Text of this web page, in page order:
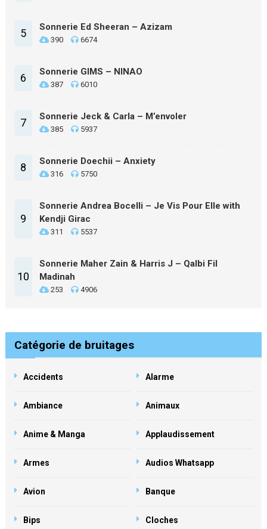
5 Sonnerie Ed Sheeran – Azizam
390 6674
6 Sonnerie GIMS – NINAO
387 6010
7 Sonnerie Jeck & Carla – M’envoler
385 5937
8 Sonnerie Doechii – Anxiety
316 5750
9
Sonnerie Andrea Bocelli – Je Vis Pour Elle with
Kendji Girac
311 5537
10
Sonnerie Maher Zain & Harris J – Qalbi Fil
Madinah
253 4906
Catégorie de bruitages
Accidents Alarme
Ambiance Animaux
Anime & Manga Applaudissement
Armes Audios Whatsapp
Avion Banque
Bips Cloches